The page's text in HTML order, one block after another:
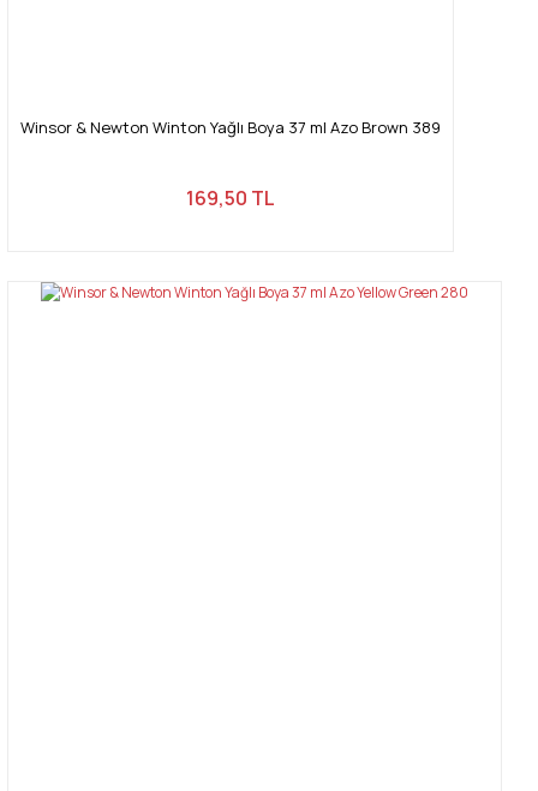
Winsor & Newton Winton Yağlı Boya 37 ml Azo Brown 389
169,50 TL